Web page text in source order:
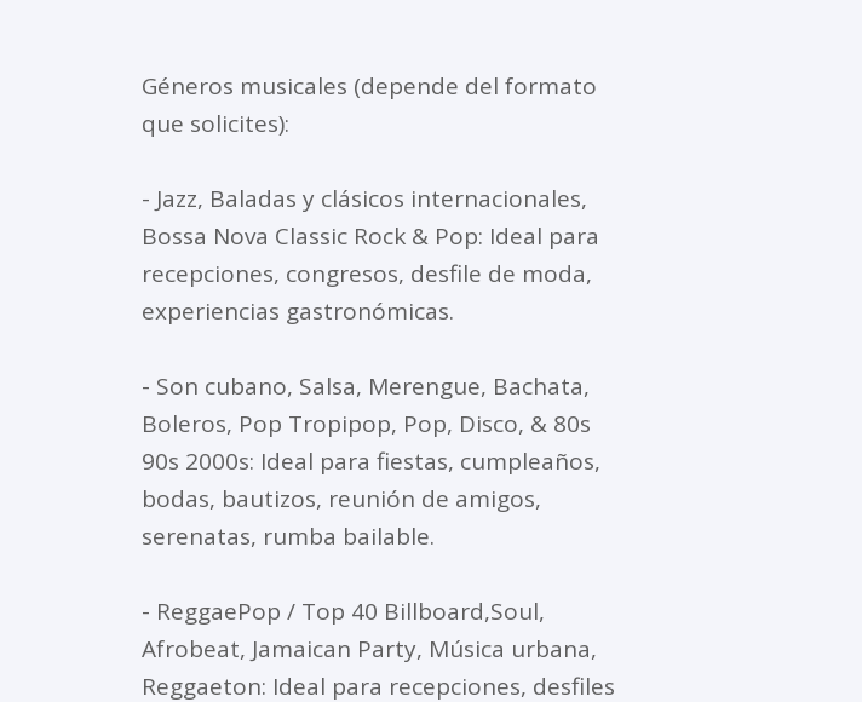
Géneros musicales (depende del formato
que solicites):
- Jazz, Baladas y clásicos internacionales,
Bossa Nova Classic Rock & Pop: Ideal para
recepciones, congresos, desfile de moda,
experiencias gastronómicas.
- Son cubano, Salsa, Merengue, Bachata,
Boleros, Pop Tropipop, Pop, Disco, & 80s
90s 2000s: Ideal para fiestas, cumpleaños,
bodas, bautizos, reunión de amigos,
serenatas, rumba bailable.
- ReggaePop / Top 40 Billboard,Soul,
Afrobeat, Jamaican Party, Música urbana,
Reggaeton: Ideal para recepciones, desfiles